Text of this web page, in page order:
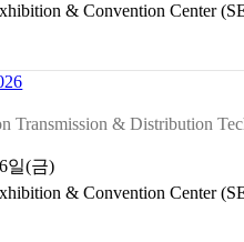
& Convention Center
Transmission & Distribution
일(금)
& Convention Center